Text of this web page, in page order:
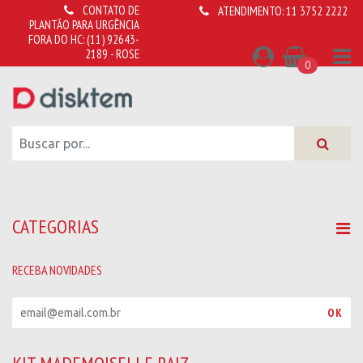
CONTATO DE
PLANTÃO PARA URGÊNCIA
FORA DO HC:(11) 92643-
2189 - ROSE
ATENDIMENTO:11 3752 2222
0
CATEGORIAS
RECEBA NOVIDADES
OK